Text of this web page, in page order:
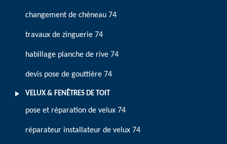
changement de chéneau 74
travaux de zinguerie 74
habillage planche de rive 74
devis pose de gouttière 74
VELUX & FENÊTRES DE TOIT
pose et réparation de velux 74
réparateur installateur de velux 74